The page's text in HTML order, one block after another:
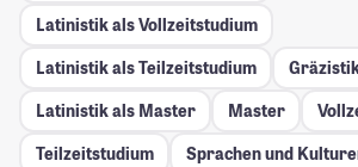
Latinistik als Vollzeitstudium
Latinistik als Teilzeitstudium
Latinistik als Master
Master
Teilzeitstudium
Sprachen und